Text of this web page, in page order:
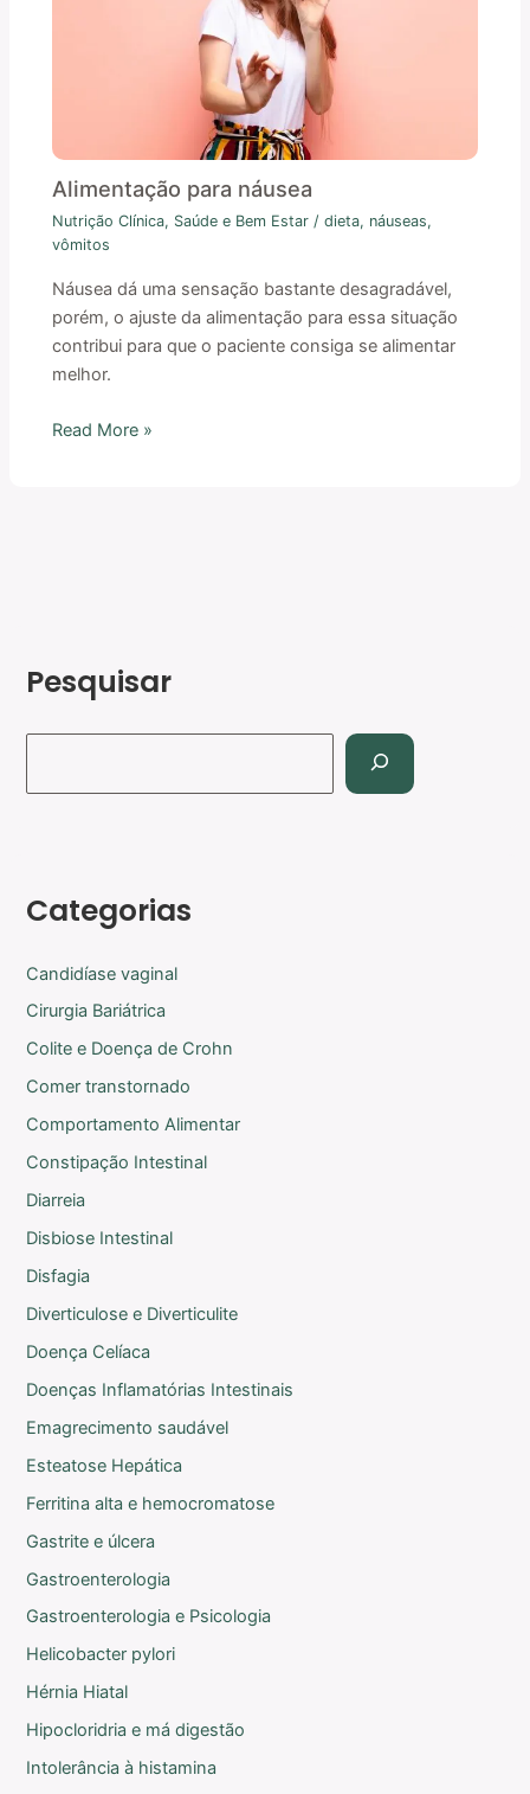
Alimentação para náusea
Nutrição Clínica, Saúde e Bem Estar /dieta, náuseas,
vômitos
Náusea dá uma sensação bastante desagradável,
porém, o ajuste da alimentação para essa situação
contribui para que o paciente consiga se alimentar
melhor.
Read More »
Pesquisar
Categorias
Candidíase vaginal
Cirurgia Bariátrica
Colite e Doença de Crohn
Comer transtornado
Comportamento Alimentar
Constipação Intestinal
Diarreia
Disbiose Intestinal
Disfagia
Diverticulose e Diverticulite
Doença Celíaca
Doenças Inflamatórias Intestinais
Emagrecimento saudável
Esteatose Hepática
Ferritina alta e hemocromatose
Gastrite e úlcera
Gastroenterologia
Gastroenterologia e Psicologia
Helicobacter pylori
Hérnia Hiatal
Hipocloridria e má digestão
Intolerância à histamina